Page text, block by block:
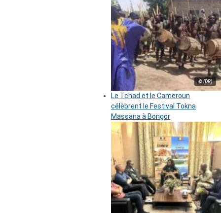
© (DR)
Le Tchad et le Cameroun
célèbrent le Festival Tokna
Massana à Bongor